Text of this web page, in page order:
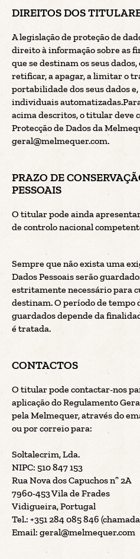
DIREITOS DOS
A legislação de proteção de
direito à informação sobre as
que se destinam os seus
retificar, a apagar, a limitar o
portabilidade dos seus dados
individuais
acima descritos, o titular deve
Protecção de Dados da
geral@melmequer.com.
PRAZO DE
PESSOAIS
O titular pode ainda
de controlo nacional
Sempre que não exista uma
Dados Pessoais serão
estritamente necessário para
destinam. O período de tempo
guardados depende da
é tratada.
CONTACTOS
O titular pode contactar-nos
aplicação do Regulamento
pela Melmequer, através do
ou por correio para:
Soltalecrim, Lda.
NIPC: 510 847 153
Rua Nova dos Capuchos nº 2A
7960-453 Vila de Frades
Vidigueira, Portugal
Tel.: +351 284 085 846
Email: geral@melmequer.com